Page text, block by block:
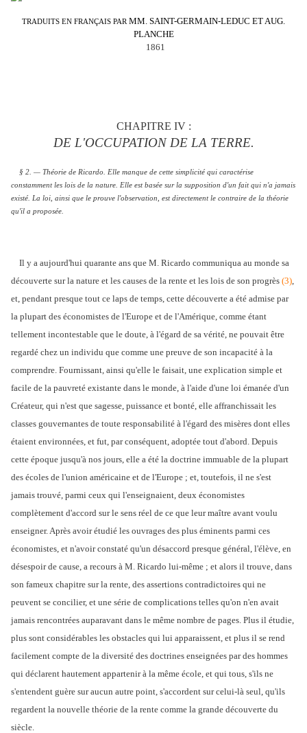
TRADUITS EN FRANÇAIS PARMM. SAINT-GERMAIN-LEDUC ET AUG.
PLANCHE
1861
CHAPITRE IV :
DE L'OCCUPATION DE LA TERRE.
§ 2. — Théorie de Ricardo. Elle manque de cette simplicité qui caractérise
constamment les lois de la nature. Elle est basée sur la supposition d'un fait qui n'a jamais
existé. La loi, ainsi que le prouve l'observation, est directement le contraire de la théorie
qu'il a proposée.
Il y a aujourd'hui quarante ans que M. Ricardo communiqua au monde sa
découverte sur la nature et les causes de la rente et les lois de son progrès (3),
et, pendant presque tout ce laps de temps, cette découverte a été admise par
la plupart des économistes de l'Europe et de l'Amérique, comme étant
tellement incontestable que le doute, à l'égard de sa vérité, ne pouvait être
regardé chez un individu que comme une preuve de son incapacité à la
comprendre. Fournissant, ainsi qu'elle le faisait, une explication simple et
facile de la pauvreté existante dans le monde, à l'aide d'une loi émanée d'un
Créateur, qui n'est que sagesse, puissance et bonté, elle affranchissait les
classes gouvernantes de toute responsabilité à l'égard des misères dont elles
étaient environnées, et fut, par conséquent, adoptée tout d'abord. Depuis
cette époque jusqu'à nos jours, elle a été la doctrine immuable de la plupart
des écoles de l'union américaine et de l'Europe ; et, toutefois, il ne s'est
jamais trouvé, parmi ceux qui l'enseignaient, deux économistes
complètement d'accord sur le sens réel de ce que leur maître avant voulu
enseigner. Après avoir étudié les ouvrages des plus éminents parmi ces
économistes, et n'avoir constaté qu'un désaccord presque général, l'élève, en
désespoir de cause, a recours à M. Ricardo lui-même ; et alors il trouve, dans
son fameux chapitre sur la rente, des assertions contradictoires qui ne
peuvent se concilier, et une série de complications telles qu'on n'en avait
jamais rencontrées auparavant dans le même nombre de pages. Plus il étudie,
plus sont considérables les obstacles qui lui apparaissent, et plus il se rend
facilement compte de la diversité des doctrines enseignées par des hommes
qui déclarent hautement appartenir à la même école, et qui tous, s'ils ne
s'entendent guère sur aucun autre point, s'accordent sur celui-là seul, qu'ils
regardent la nouvelle théorie de la rente comme la grande découverte du
siècle.